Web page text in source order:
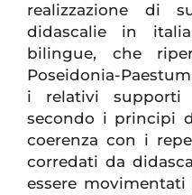
realizzazione di
didascalie in
bilingue, che
Poseidonia-
i relativi supporti
secondo i principi
coerenza con i
corredati da
essere